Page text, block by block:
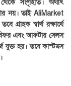
থেকে সংগৃহীত। অর্থাৎ
নয়। তাই AliMarket
গ্রাহক স্বার্থ রক্ষার্থে
এবং আফটার সেলস
যুক্ত হয়। তবে কাস্টমস